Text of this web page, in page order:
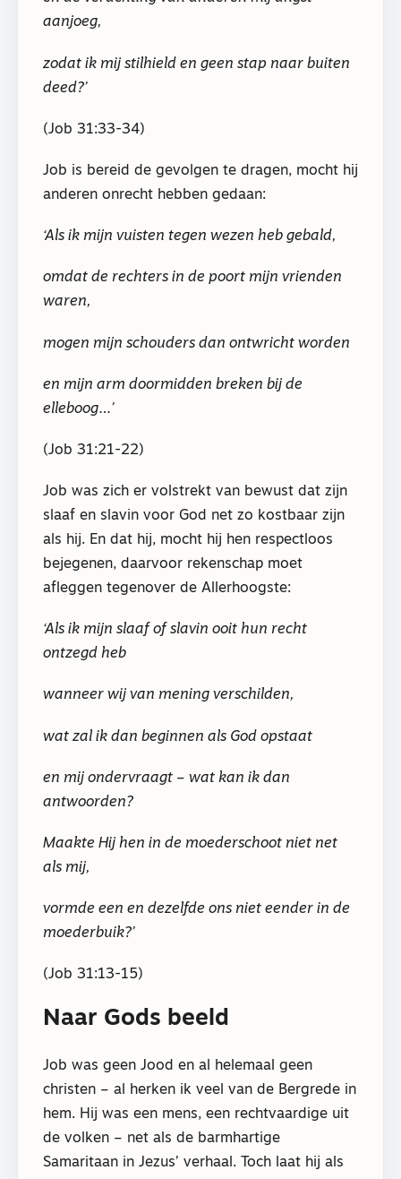
aanjoeg,
zodat ik mij stilhield en geen stap naar buiten
deed?’
(Job 31:33-34)
Job is bereid de gevolgen te dragen, mocht hij
anderen onrecht hebben gedaan:
‘Als ik mijn vuisten tegen wezen heb gebald,
omdat de rechters in de poort mijn vrienden
waren,
mogen mijn schouders dan ontwricht worden
en mijn arm doormidden breken bij de
elleboog…’
(Job 31:21-22)
Job was zich er volstrekt van bewust dat zijn
slaaf en slavin voor God net zo kostbaar zijn
als hij. En dat hij, mocht hij hen respectloos
bejegenen, daarvoor rekenschap moet
afleggen tegenover de Allerhoogste:
‘Als ik mijn slaaf of slavin ooit hun recht
ontzegd heb
wanneer wij van mening verschilden,
wat zal ik dan beginnen als God opstaat
en mij ondervraagt – wat kan ik dan
antwoorden?
Maakte Hij hen in de moederschoot niet net
als mij,
vormde een en dezelfde ons niet eender in de
moederbuik?’
(Job 31:13-15)
Naar Gods beeld
Job was geen Jood en al helemaal geen
christen – al herken ik veel van de Bergrede in
hem. Hij was een mens, een rechtvaardige uit
de volken – net als de barmhartige
Samaritaan in Jezus’ verhaal. Toch laat hij als